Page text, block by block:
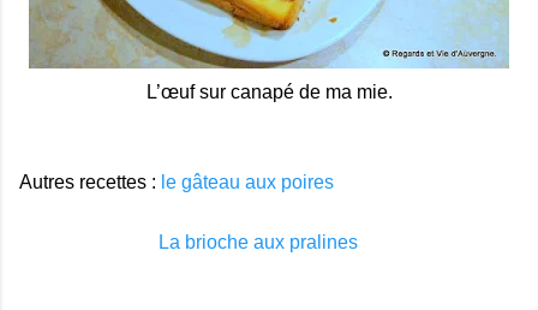
L’œuf sur canapé de ma mie.
Autres recettes : le gâteau aux poires
La brioche aux pralines